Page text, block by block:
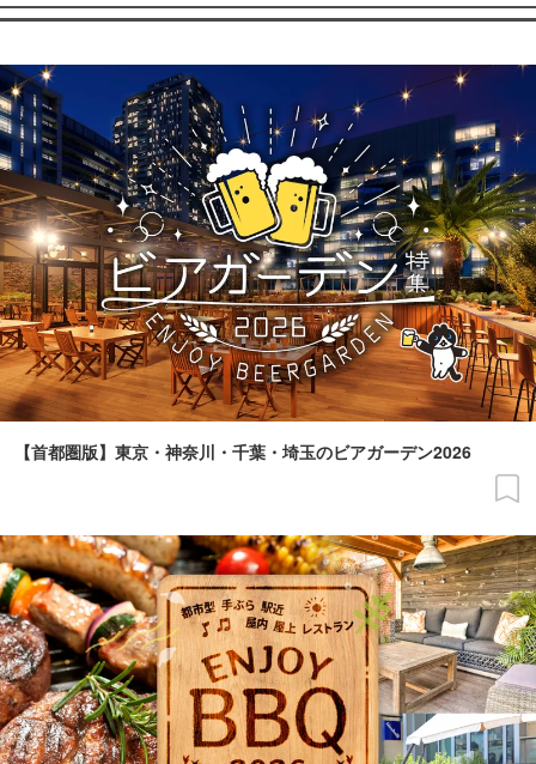
【首都圏版】東京・神奈川・千葉・埼玉のビアガーデン2026